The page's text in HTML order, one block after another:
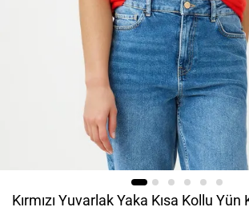
Kırmızı Yuvarlak Yaka Kısa Kollu Yün